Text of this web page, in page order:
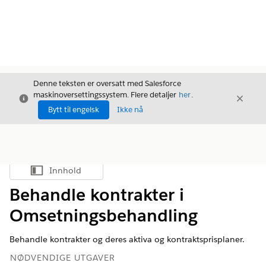
Avslutt
Denne teksten er oversatt med Salesforce
maskinoversettingssystem. Flere detaljer her.
Bytt til engelsk
Ikke nå
Avslutt
Vis innholdsfortegnelse
Innhold
Behandle kontrakter i
Omsetningsbehandling
Behandle kontrakter og deres aktiva og kontraktsprisplaner.
NØDVENDIGE UTGAVER